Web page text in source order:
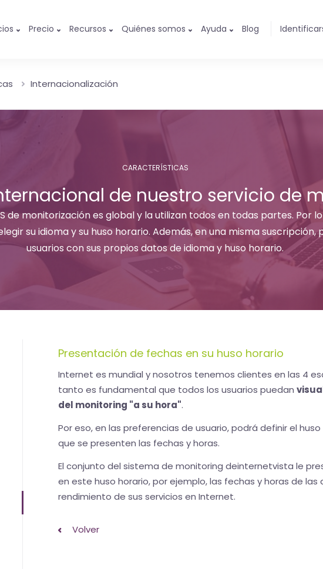
Precio Recursos Quiénes somos Ayuda Blog
Internacionalización
CARACTERÍSTICAS
de nuestro servicio de
de monitorización es global y la utilizan todos en todas partes. Por
su idioma y su huso horario. Además, en una misma suscripción,
usuarios con sus propios datos de idioma y huso horario.
Presentación de fechas en su huso horario
Internet es mundial y nosotros tenemos clientes en las 4
tanto es fundamental que todos los usuarios puedan
del monitoring "a su hora".
Por eso, en las preferencias de usuario, podrá definir el
que se presenten las fechas y horas.
El conjunto del sistema de monitoring deinternetvista le
en este huso horario, por ejemplo, las fechas y horas de
rendimiento de sus servicios en Internet.
Volver